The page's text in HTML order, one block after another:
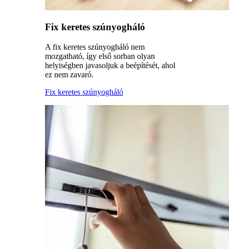
Fix keretes szúnyogháló
A fix keretes szúnyogháló nem
mozgatható, így első sorban olyan
helyiségben javasoljuk a beépítését, ahol
ez nem zavaró.
Fix keretes szúnyogháló